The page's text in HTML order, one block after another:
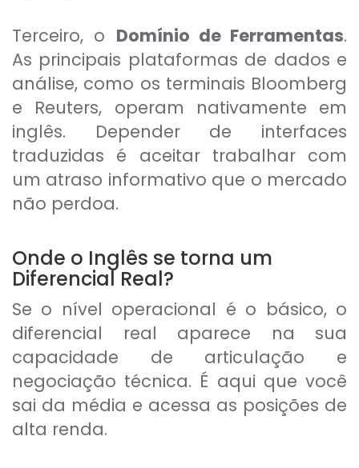
Terceiro, o Domínio de Ferramentas.
As principais plataformas de dados e
análise, como os terminais Bloomberg
e Reuters, operam nativamente em
inglês. Depender de interfaces
traduzidas é aceitar trabalhar com
um atraso informativo que o mercado
não perdoa.
Onde o Inglês se torna um
Diferencial Real?
Se o nível operacional é o básico, o
diferencial real aparece na sua
capacidade de articulação e
negociação técnica. É aqui que você
sai da média e acessa as posições de
alta renda.